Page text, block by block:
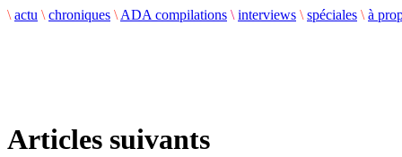
\ actu \ chroniques \ ADA compilations \ interviews \ spéciales \ à
Articles suivants